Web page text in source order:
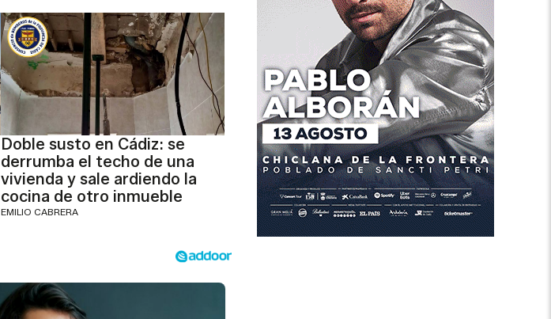
Doble susto en Cádiz: se
derrumba el techo de una
vivienda y sale ardiendo la
cocina de otro inmueble
EMILIO CABRERA